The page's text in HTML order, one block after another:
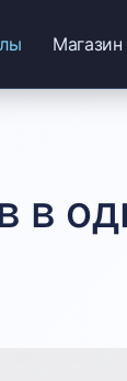
Магазин
в